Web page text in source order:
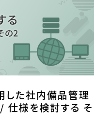
た社内備品管理
仕様を検討する そ